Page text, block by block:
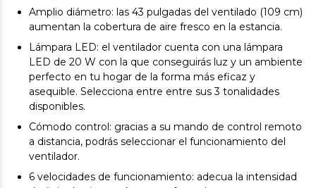
Amplio diámetro: las 43 pulgadas del ventilado (109 cm)
aumentan la cobertura de aire fresco en la estancia.
Lámpara LED: el ventilador cuenta con una lámpara
LED de 20 W con la que conseguirás luz y un ambiente
perfecto en tu hogar de la forma más eficaz y
asequible. Selecciona entre entre sus 3 tonalidades
disponibles.
Cómodo control: gracias a su mando de control remoto
a distancia, podrás seleccionar el funcionamiento del
ventilador.
6 velocidades de funcionamiento: adecua la intensidad